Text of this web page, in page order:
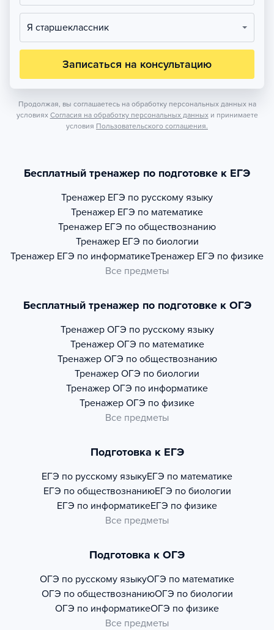
Я старшеклассник
Записаться на консультацию
Продолжая, вы соглашаетесь на обработку персональных данных на
условиях Согласия на обработку персональных данных и принимаете
условия Пользовательского соглашения.
Бесплатный тренажер по подготовке к ЕГЭ
Тренажер ЕГЭ по русскому языку
Тренажер ЕГЭ по математике
Тренажер ЕГЭ по обществознанию
Тренажер ЕГЭ по биологии
Тренажер ЕГЭ по информатикеТренажер ЕГЭ по физике
Все предметы
Бесплатный тренажер по подготовке к ОГЭ
Тренажер ОГЭ по русскому языку
Тренажер ОГЭ по математике
Тренажер ОГЭ по обществознанию
Тренажер ОГЭ по биологии
Тренажер ОГЭ по информатике
Тренажер ОГЭ по физике
Все предметы
Подготовка к ЕГЭ
ЕГЭ по русскому языкуЕГЭ по математике
ЕГЭ по обществознаниюЕГЭ по биологии
ЕГЭ по информатикеЕГЭ по физике
Все предметы
Подготовка к ОГЭ
ОГЭ по русскому языкуОГЭ по математике
ОГЭ по обществознаниюОГЭ по биологии
ОГЭ по информатикеОГЭ по физике
Все предметы